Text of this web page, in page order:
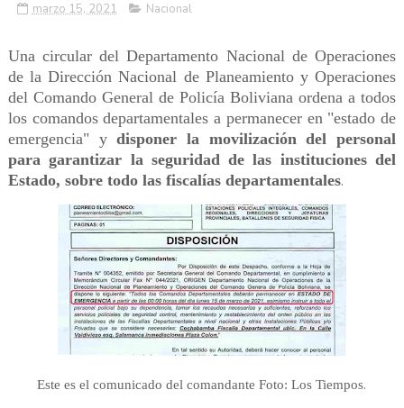
marzo 15, 2021 Nacional
Una circular del Departamento Nacional de Operaciones
de la Dirección Nacional de Planeamiento y Operaciones
del Comando General de Policía Boliviana ordena a todos
los comandos departamentales a permanecer en "estado de
emergencia" ydisponer la movilización del personal
para garantizar la seguridad de las instituciones del
Estado, sobre todo las fiscalías departamentales.
Este es el comunicado del comandante Foto: Los Tiempos.